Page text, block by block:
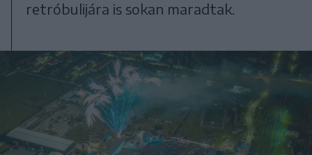
retróbulijára is sokan maradtak.